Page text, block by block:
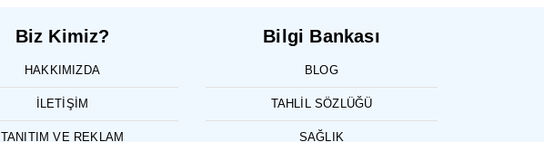
Biz Kimiz?
HAKKIMIZDA
İLETIŞIM
TANITIM VE REKLAM
Bilgi Bankası
BLOG
TAHLIL SÖZLÜĞÜ
SAĞLIK